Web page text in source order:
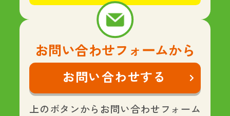
お問い合わせフォームから
お問い合わせする
上のボタンからお問い合わせフォーム